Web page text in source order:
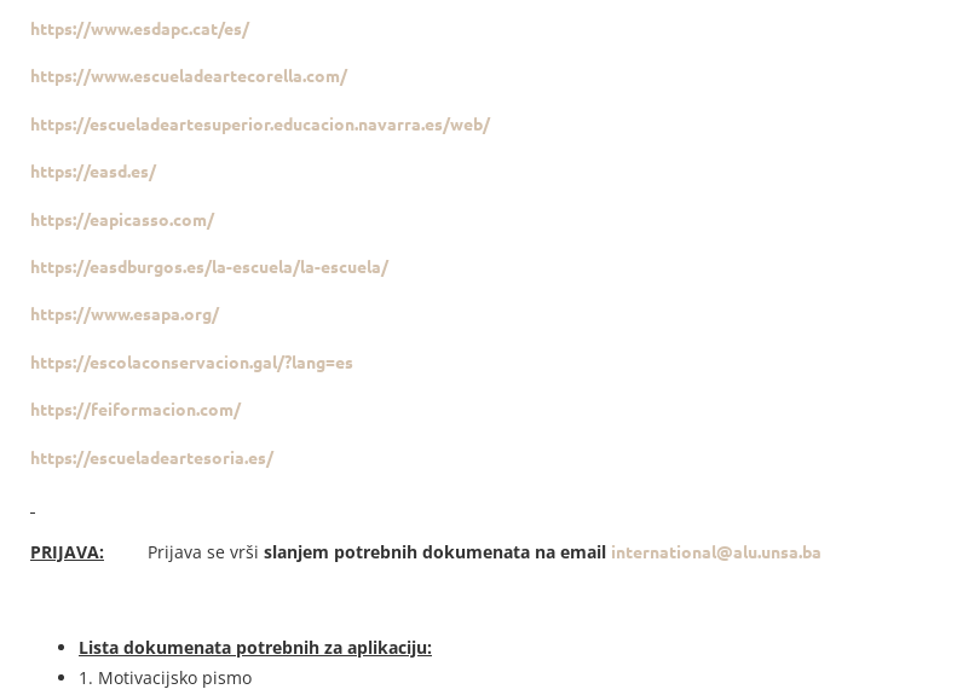
https://www.esdapc.cat/es/
https://www.escueladeartecorella.com/
https://escueladeartesuperior.educacion.navarra.es/web/
https://easd.es/
https://eapicasso.com/
https://easdburgos.es/la-escuela/la-escuela/
https://www.esapa.org/
https://escolaconservacion.gal/?lang=es
https://feiformacion.com/
https://escueladeartesoria.es/
PRIJAVA: Prijava se vrši slanjem potrebnih dokumenata na email international@alu.unsa.ba
Lista dokumenata potrebnih za aplikaciju:
1. Motivacijsko pismo